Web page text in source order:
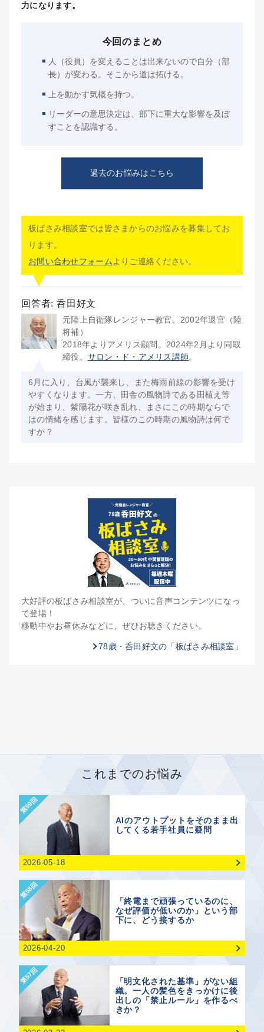
力になります。
今回のまとめ
人（役員）を変えることは出来ないので自分（部
長）が変わる。そこから道は拓ける。
上を動かす気概を持つ。
リーダーの意思決定は、部下に重大な影響を及ぼ
すことを認識する。
過去のお悩みはこちら
板ばさみ相談室では皆さまからのお悩みを募集してお
ります。
お問い合わせフォーム よりご連絡ください。
回答者: 呑田好文
元陸上自衛隊レンジャー教官。2002年退官（陸
将補）
2018年よりアメリス顧問。2024年2月より同取
締役。 サロン・ド・アメリス講師。
6月に入り、台風が襲来し、また梅雨前線の影響を受け
やすくなります。一方、田舎の風物詩である田植え等
が始まり、紫陽花が咲き乱れ、まさにこの時期ならで
はの情緒を感じます。皆様のこの時期の風物詩は何で
すか？
大好評の板ばさみ相談室が、ついに音声コンテンツになっ
て登場！
移動中やお昼休みなどに、ぜひお聴きください。
78歳・呑田好文の「板ばさみ相談室」
これまでのお悩み
第59回
AIのアウトプットをそのまま出
してくる若手社員に疑問
2026-05-18
第58回
「終電まで頑張っているのに、
なぜ評価が低いのか」という部
下に、どう接するか
2026-04-20
第57回
「明文化された基準」がない組
織。一人の髪色をきっかけに後
出しの「禁止ルール」を作るべ
きか？